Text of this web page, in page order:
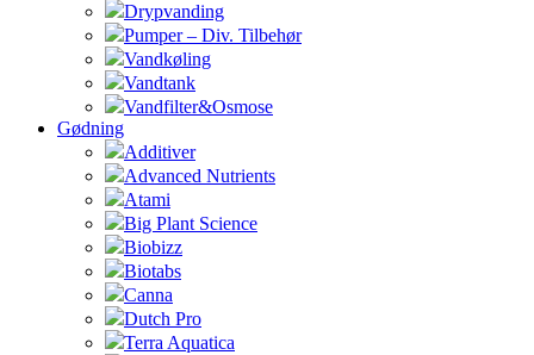
Drypvanding
Pumper – Div. Tilbehør
Vandkøling
Vandtank
Vandfilter&Osmose
Gødning
Additiver
Advanced Nutrients
Atami
Big Plant Science
Biobizz
Biotabs
Canna
Dutch Pro
Terra Aquatica